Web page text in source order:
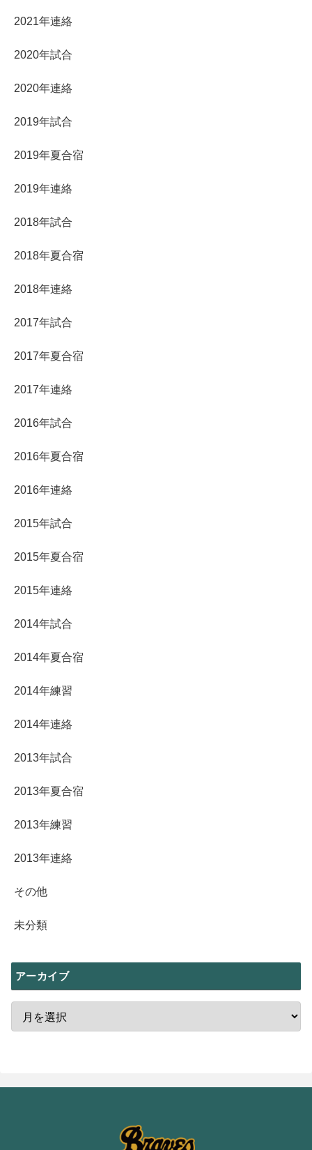
2021年連絡
2020年試合
2020年連絡
2019年試合
2019年夏合宿
2019年連絡
2018年試合
2018年夏合宿
2018年連絡
2017年試合
2017年夏合宿
2017年連絡
2016年試合
2016年夏合宿
2016年連絡
2015年試合
2015年夏合宿
2015年連絡
2014年試合
2014年夏合宿
2014年練習
2014年連絡
2013年試合
2013年夏合宿
2013年練習
2013年連絡
その他
未分類
アーカイブ